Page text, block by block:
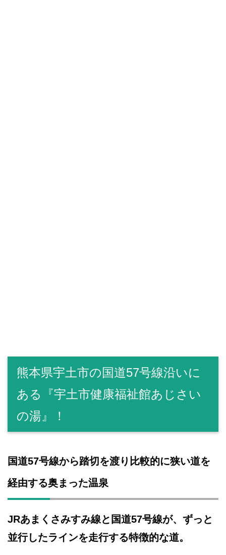
熊本県宇土市の国道57号線沿いに
ある『宇土市健康福祉館あじさい
の湯』！
国道57号線から踏切を渡り比較的に狭い道を
経由する奥まった温泉
JRあまくさみすみ線と国道57号線が、ずっと
並行したラインを走行する特徴的な道。